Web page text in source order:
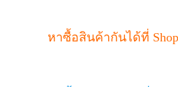
หาซื้อสินค้ากันได้ที่